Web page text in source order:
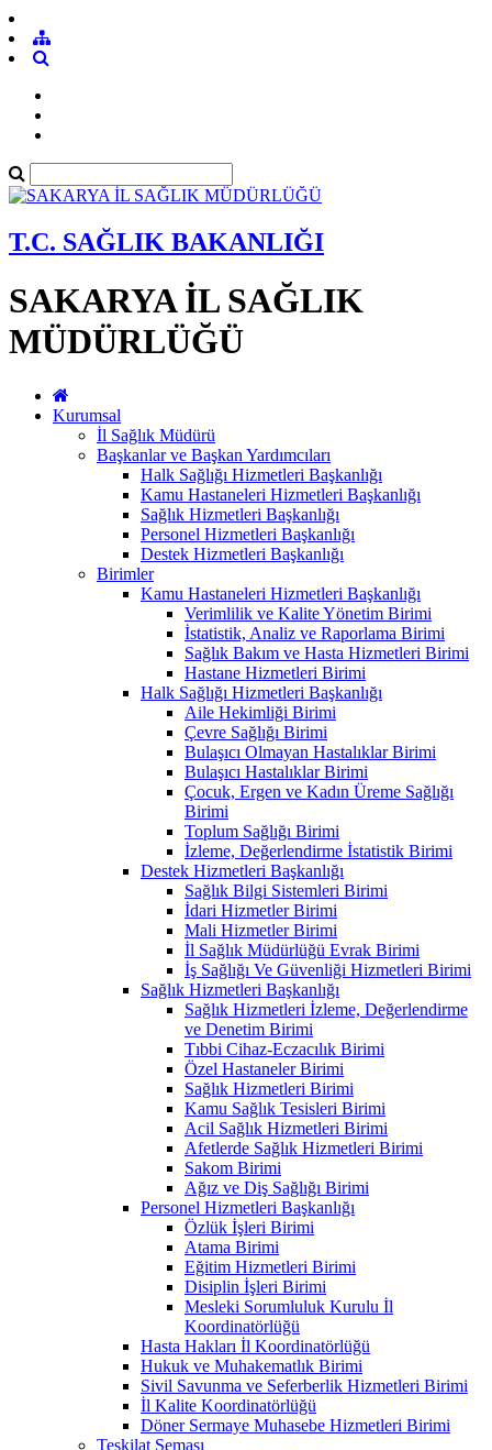
T.C. SAĞLIK BAKANLIĞI
SAKARYA İL SAĞLIK
MÜDÜRLÜĞÜ
Kurumsal
İl Sağlık Müdürü
Başkanlar ve Başkan Yardımcıları
Halk Sağlığı Hizmetleri Başkanlığı
Kamu Hastaneleri Hizmetleri Başkanlığı
Sağlık Hizmetleri Başkanlığı
Personel Hizmetleri Başkanlığı
Destek Hizmetleri Başkanlığı
Birimler
Kamu Hastaneleri Hizmetleri Başkanlığı
Verimlilik ve Kalite Yönetim Birimi
İstatistik, Analiz ve Raporlama Birimi
Sağlık Bakım ve Hasta Hizmetleri Birimi
Hastane Hizmetleri Birimi
Halk Sağlığı Hizmetleri Başkanlığı
Aile Hekimliği Birimi
Çevre Sağlığı Birimi
Bulaşıcı Olmayan Hastalıklar Birimi
Bulaşıcı Hastalıklar Birimi
Çocuk, Ergen ve Kadın Üreme Sağlığı
Birimi
Toplum Sağlığı Birimi
İzleme, Değerlendirme İstatistik Birimi
Destek Hizmetleri Başkanlığı
Sağlık Bilgi Sistemleri Birimi
İdari Hizmetler Birimi
Mali Hizmetler Birimi
İl Sağlık Müdürlüğü Evrak Birimi
İş Sağlığı Ve Güvenliği Hizmetleri Birimi
Sağlık Hizmetleri Başkanlığı
Sağlık Hizmetleri İzleme, Değerlendirme
ve Denetim Birimi
Tıbbi Cihaz-Eczacılık Birimi
Özel Hastaneler Birimi
Sağlık Hizmetleri Birimi
Kamu Sağlık Tesisleri Birimi
Acil Sağlık Hizmetleri Birimi
Afetlerde Sağlık Hizmetleri Birimi
Sakom Birimi
Ağız ve Diş Sağlığı Birimi
Personel Hizmetleri Başkanlığı
Özlük İşleri Birimi
Atama Birimi
Eğitim Hizmetleri Birimi
Disiplin İşleri Birimi
Mesleki Sorumluluk Kurulu İl
Koordinatörlüğü
Hasta Hakları İl Koordinatörlüğü
Hukuk ve Muhakematlık Birimi
Sivil Savunma ve Seferberlik Hizmetleri Birimi
İl Kalite Koordinatörlüğü
Döner Sermaye Muhasebe Hizmetleri Birimi
Teşkilat Şeması